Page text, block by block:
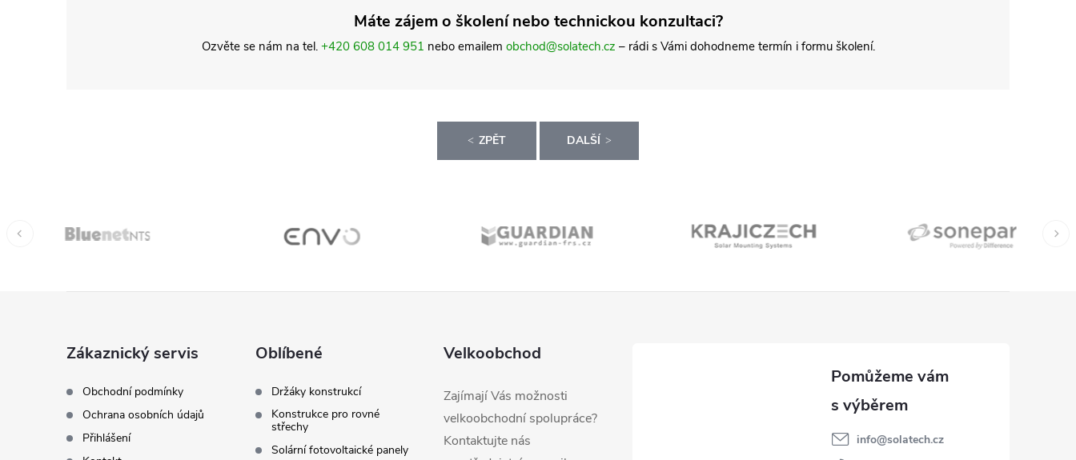
Máte zájem o školení nebo technickou konzultaci?
Ozvěte se nám na tel. +420 608 014 951 nebo emailem obchod@solatech.cz – rádi s Vámi dohodneme termín i formu školení.
ZPĚT DALŠÍ
Zákaznický servis
Obchodní podmínky
Ochrana osobních údajů
Přihlášení
Oblíbené
Držáky konstrukcí
Konstrukce pro rovné
střechy
Solární fotovoltaické panely
Velkoobchod
Zajímají Vás možnosti
velkoobchodní spolupráce?
Kontaktujte nás
info@solatech.cz